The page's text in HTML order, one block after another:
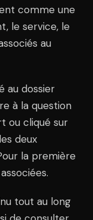
comme une
le service, le
au
au dossier
à la question
ou cliqué sur
deux
la première
tout au long